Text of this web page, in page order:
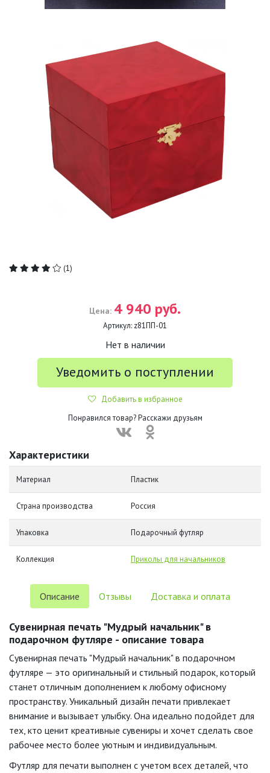
(1)
Цена: 4 940 руб.
Артикул: z81ПП-01
Нет в наличии
Уведомить о поступлении
Добавить в избранное
Понравился товар? Расскажи друзьям
Характеристики
Материал Пластик
Страна производства Россия
Упаковка Подарочный футляр
Коллекция Приколы для начальников
Описание Отзывы Доставка и оплата
Сувенирная печать "Мудрый начальник" в
подарочном футляре - описание товара
Сувенирная печать "Мудрый начальник" в подарочном
футляре — это оригинальный и стильный подарок, который
станет отличным дополнением к любому офисному
пространству. Уникальный дизайн печати привлекает
внимание и вызывает улыбку. Она идеально подойдет для
тех, кто ценит креативные сувениры и хочет сделать свое
рабочее место более уютным и индивидуальным.
Футляр для печати выполнен с учетом всех деталей, что